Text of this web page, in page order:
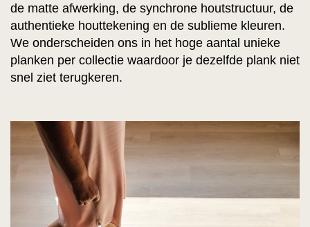
de matte afwerking, de synchrone houtstructuur, de
authentieke houttekening en de sublieme kleuren.
We onderscheiden ons in het hoge aantal unieke
planken per collectie waardoor je dezelfde plank niet
snel ziet terugkeren.